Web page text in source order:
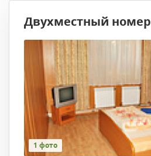
Двухместный номер
1 фото